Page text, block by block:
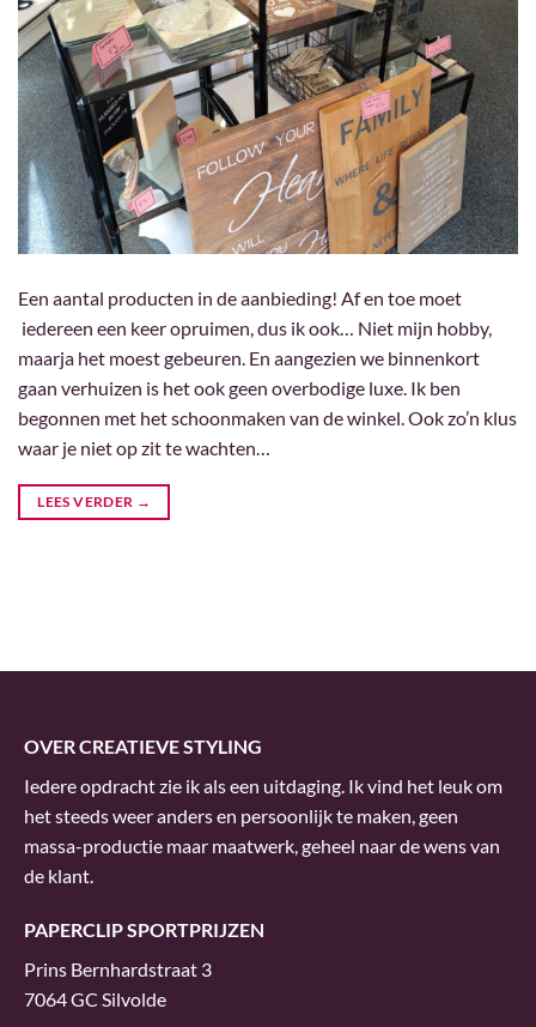
Een aantal producten in de aanbieding! Af en toe moet
iedereen een keer opruimen, dus ik ook… Niet mijn hobby,
maarja het moest gebeuren. En aangezien we binnenkort
gaan verhuizen is het ook geen overbodige luxe. Ik ben
begonnen met het schoonmaken van de winkel. Ook zo’n klus
waar je niet op zit te wachten…
LEES VERDER →
OVER CREATIEVE STYLING
Iedere opdracht zie ik als een uitdaging. Ik vind het leuk om
het steeds weer anders en persoonlijk te maken, geen
massa-productie maar maatwerk, geheel naar de wens van
de klant.
PAPERCLIP SPORTPRIJZEN
Prins Bernhardstraat 3
7064 GC Silvolde